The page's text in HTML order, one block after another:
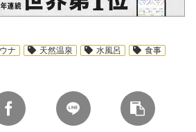
ナ 天然温泉 水風呂
食事